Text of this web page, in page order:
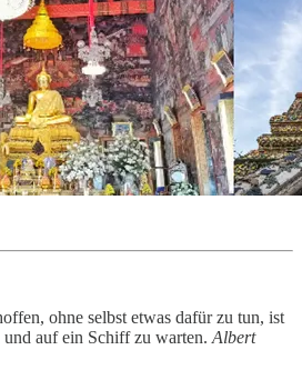
ohne selbst etwas dafür zu tun, ist
und auf ein Schiff zu warten.Albert